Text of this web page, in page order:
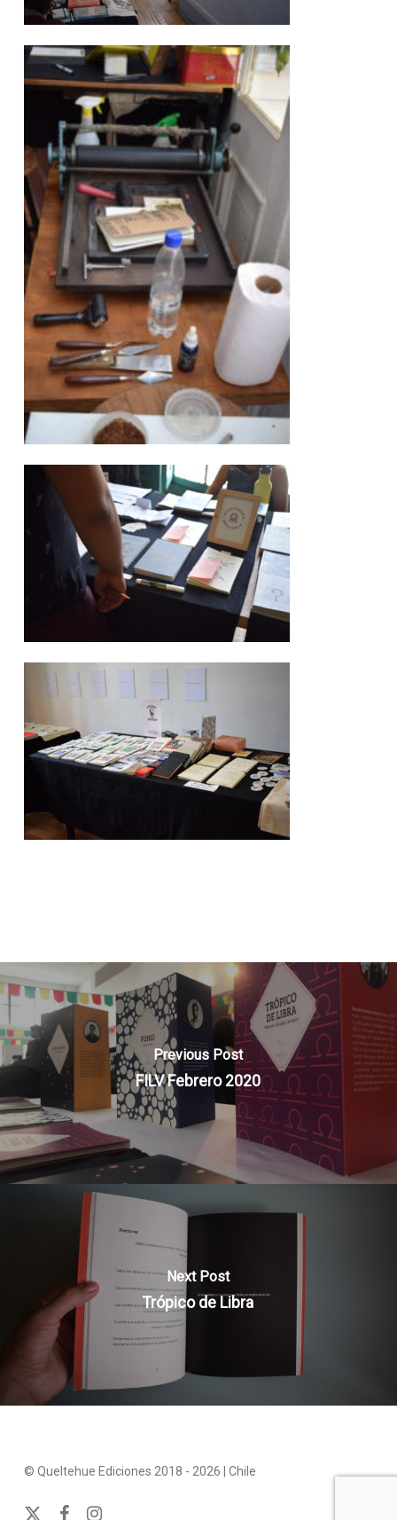
Previous Post
FILV Febrero 2020
Next Post
Trópico de Libra
© Queltehue Ediciones 2018 - 2026 | Chile
x- facebookinstagram